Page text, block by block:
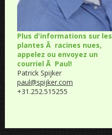
Plus d'informations sur les
plantes Ã racines nues,
appelez ou envoyez un
courriel Ã Paul!
Patrick Spijker
paul@spijker.com
+31.252.515255